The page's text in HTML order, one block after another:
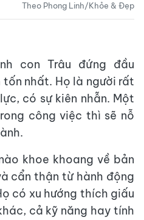
Theo Phong Linh/Khỏe & Đẹp
con Trâu đứng đầu
tốn nhất. Họ là người rất
có sự kiên nhẫn. Một
công việc thì sẽ nỗ
khoe khoang về bản
cẩn thận từ hành động
có xu hướng thích giấu
cả kỹ năng hay tính